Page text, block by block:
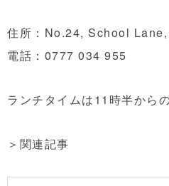
住所：No.24, School
電話：0777 034 955
ランチタイムは11時半から
＞関連記事